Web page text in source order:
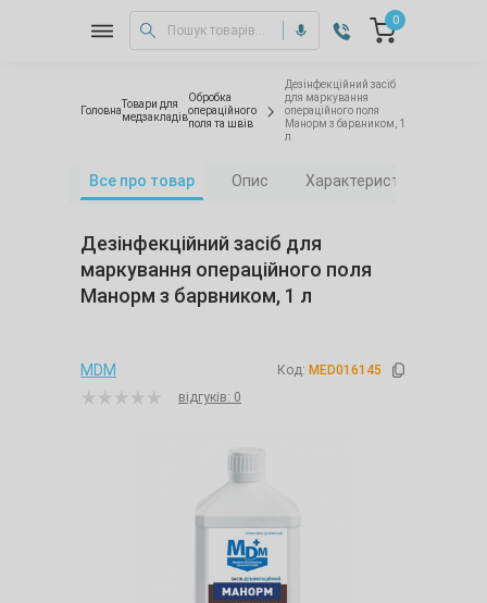
0
Головна
Товари для
медзакладів
Обробка
операційного
поля та швів
Дезінфекційний засіб
для маркування
операційного поля
Манорм з барвником, 1
л
Все про товар Опис Характеристики
Дезінфекційний засіб для
маркування операційного поля
Манорм з барвником, 1 л
MDM Код: MED016145
відгуків: 0